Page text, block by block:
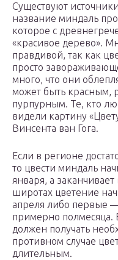
Существуют
название миндаль
которое с
«красивое дерево».
правдивой, так как
просто
много, что они
может быть красным,
пурпурным. Те, кто
видели картину
Винсента ван Гога.
Если в регионе
то цвести миндаль
января, а
широтах цветение
апреля либо первые
примерно полмесяца.
должен получать
противном случае
длительным.